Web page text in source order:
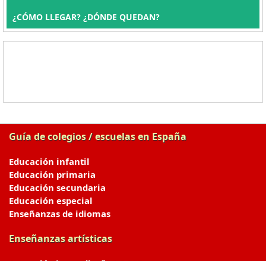
¿CÓMO LLEGAR? ¿DÓNDE QUEDAN?
Guía de colegios / escuelas en España
Educación infantil
Educación primaria
Educación secundaria
Educación especial
Enseñanzas de idiomas
Enseñanzas artísticas